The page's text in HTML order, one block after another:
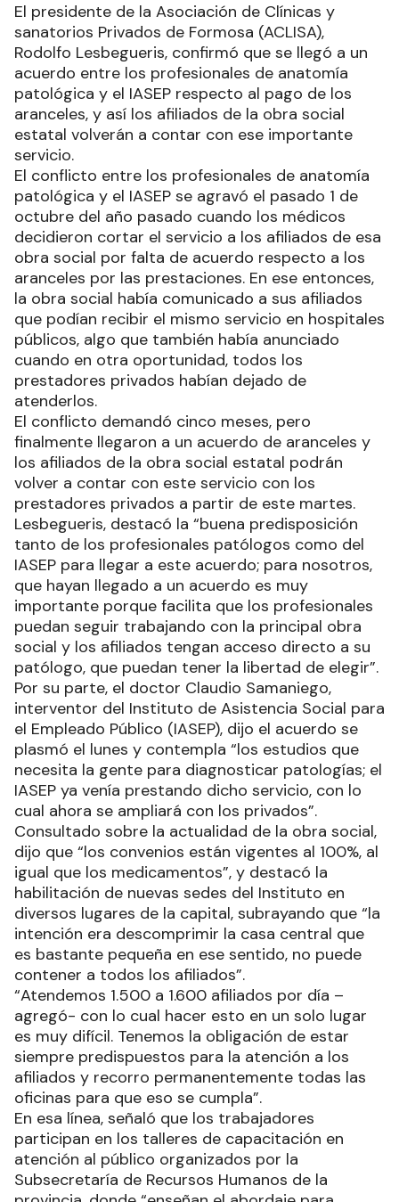
El presidente de la Asociación de Clínicas y
sanatorios Privados de Formosa (ACLISA),
Rodolfo Lesbegueris, confirmó que se llegó a un
acuerdo entre los profesionales de anatomía
patológica y el IASEP respecto al pago de los
aranceles, y así los afiliados de la obra social
estatal volverán a contar con ese importante
servicio.
El conflicto entre los profesionales de anatomía
patológica y el IASEP se agravó el pasado 1 de
octubre del año pasado cuando los médicos
decidieron cortar el servicio a los afiliados de esa
obra social por falta de acuerdo respecto a los
aranceles por las prestaciones. En ese entonces,
la obra social había comunicado a sus afiliados
que podían recibir el mismo servicio en hospitales
públicos, algo que también había anunciado
cuando en otra oportunidad, todos los
prestadores privados habían dejado de
atenderlos.
El conflicto demandó cinco meses, pero
finalmente llegaron a un acuerdo de aranceles y
los afiliados de la obra social estatal podrán
volver a contar con este servicio con los
prestadores privados a partir de este martes.
Lesbegueris, destacó la “buena predisposición
tanto de los profesionales patólogos como del
IASEP para llegar a este acuerdo; para nosotros,
que hayan llegado a un acuerdo es muy
importante porque facilita que los profesionales
puedan seguir trabajando con la principal obra
social y los afiliados tengan acceso directo a su
patólogo, que puedan tener la libertad de elegir”.
Por su parte, el doctor Claudio Samaniego,
interventor del Instituto de Asistencia Social para
el Empleado Público (IASEP), dijo el acuerdo se
plasmó el lunes y contempla “los estudios que
necesita la gente para diagnosticar patologías; el
IASEP ya venía prestando dicho servicio, con lo
cual ahora se ampliará con los privados”.
Consultado sobre la actualidad de la obra social,
dijo que “los convenios están vigentes al 100%, al
igual que los medicamentos”, y destacó la
habilitación de nuevas sedes del Instituto en
diversos lugares de la capital, subrayando que “la
intención era descomprimir la casa central que
es bastante pequeña en ese sentido, no puede
contener a todos los afiliados”.
“Atendemos 1.500 a 1.600 afiliados por día –
agregó- con lo cual hacer esto en un solo lugar
es muy difícil. Tenemos la obligación de estar
siempre predispuestos para la atención a los
afiliados y recorro permanentemente todas las
oficinas para que eso se cumpla”.
En esa línea, señaló que los trabajadores
participan en los talleres de capacitación en
atención al público organizados por la
Subsecretaría de Recursos Humanos de la